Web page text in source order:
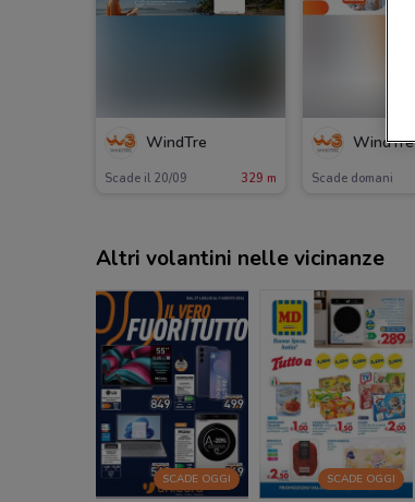
WindTre
Scade il 20/09 329 m
WindTre
Scade domani
Altri volantini nelle vicinanze
SCADE OGGI SCADE OGGI